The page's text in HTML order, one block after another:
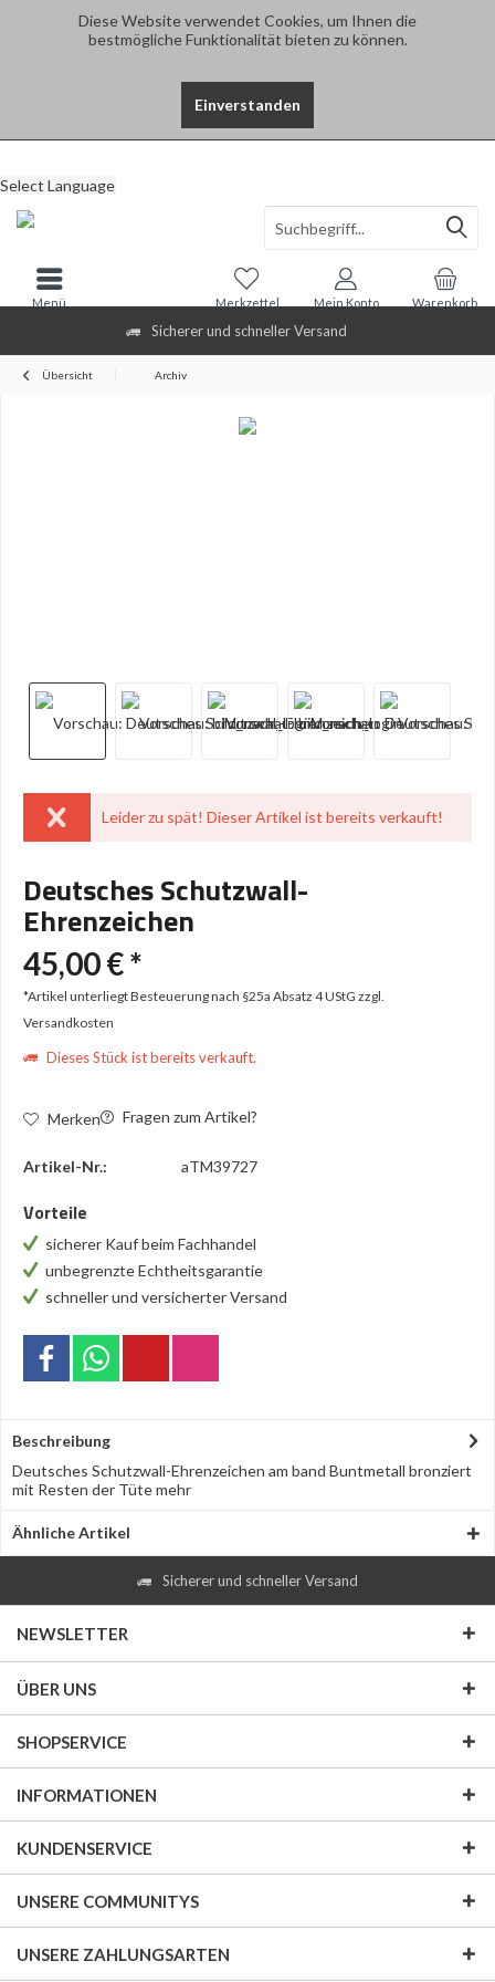
Diese Website verwendet Cookies, um Ihnen die
bestmögliche Funktionalität bieten zu können.
Einverstanden
Sicherer und schneller Versand
Select Language
Warenkorb
Merkzettel Mein Konto
Menü
Übersicht Archiv
Leider zu spät! Dieser Artikel ist bereits verkauft!
Deutsches Schutzwall-
Ehrenzeichen
45,00 € *
*Artikel unterliegt Besteuerung nach §25a Absatz 4 UStG zzgl.
Versandkosten
Dieses Stück ist bereits verkauft.
Merken Fragen zum Artikel?
Artikel-Nr.: aTM39727
Vorteile
sicherer Kauf beim Fachhandel
unbegrenzte Echtheitsgarantie
schneller und versicherter Versand
Beschreibung
Deutsches Schutzwall-Ehrenzeichen am band Buntmetall bronziert
mit Resten der Tütemehr
Ähnliche Artikel
Sicherer und schneller Versand
NEWSLETTER
ÜBER UNS
SHOPSERVICE
INFORMATIONEN
KUNDENSERVICE
UNSERE COMMUNITYS
UNSERE ZAHLUNGSARTEN